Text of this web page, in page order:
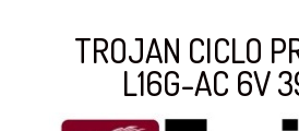
TROJAN CICLO
L16G-AC 6V